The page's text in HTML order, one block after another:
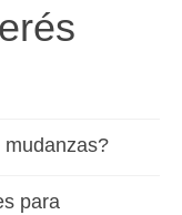
para